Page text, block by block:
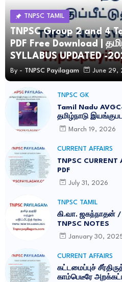
TNPSC TAMIL
TNPSC Group 2 and 4
PDF Free Download |
SYLLABUS UPDATED -
By - TNPSC Payilagam June 29,
TNPSC GK
Tamil Nadu
தமிழ்நாடு
கொள்கை 2026
March 19, 2026
CURRENT AFFAIRS
TNPSC CURRENT
PDF
July 31, 2026
TNPSC TAMIL
கி.வா. ஜகந்நாதன் /
TNPSC NOTES
January 30,
CURRENT AFFAIRS
கட்டமைப்புச்
காம்பெடீரே